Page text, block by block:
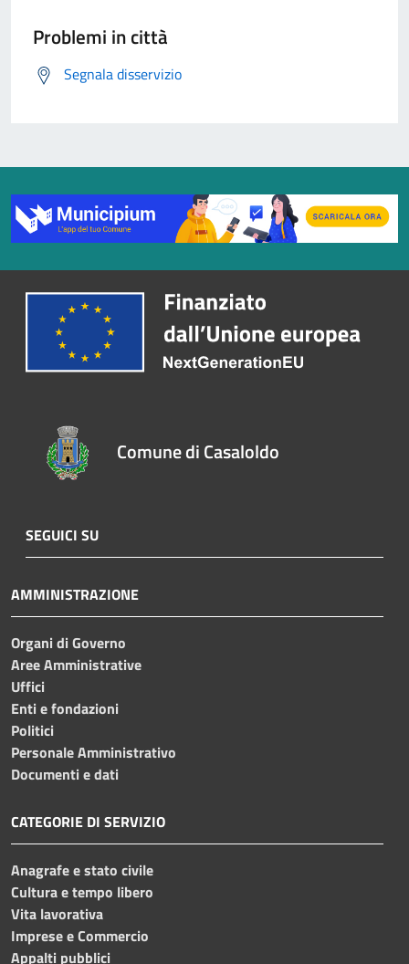
Problemi in città
Segnala disservizio
Comune di Casaloldo
SEGUICI SU
AMMINISTRAZIONE
Organi di Governo
Aree Amministrative
Uffici
Enti e fondazioni
Politici
Personale Amministrativo
Documenti e dati
CATEGORIE DI SERVIZIO
Anagrafe e stato civile
Cultura e tempo libero
Vita lavorativa
Imprese e Commercio
Appalti pubblici